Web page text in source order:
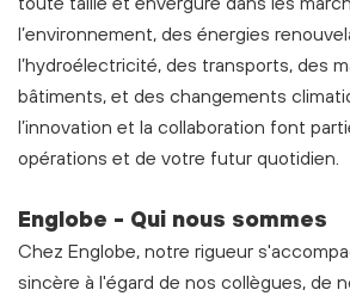
l’environnement, des énergies
l’hydroélectricité, des transports, des
bâtiments, et des changements
l’innovation et la collaboration font
opérations et de votre futur quotidien.
Englobe - Qui nous sommes
Chez Englobe, notre rigueur
sincère à l'égard de nos collègues, de